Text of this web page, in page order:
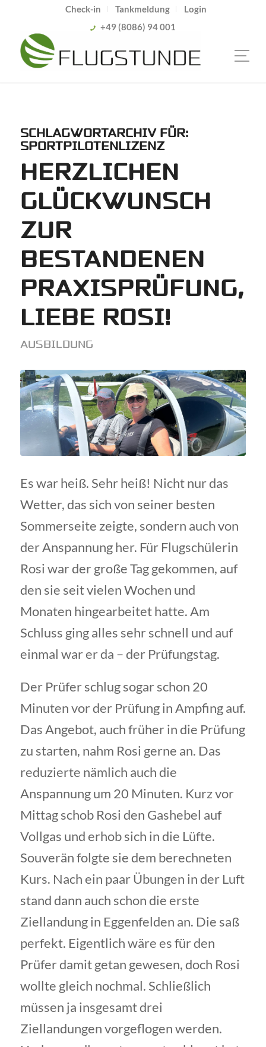
Check-in Tankmeldung
Login
+49 (8086) 94 001
SCHLAGWORTARCHIV FÜR:
SPORTPILOTENLIZENZ
HERZLICHEN
GLÜCKWUNSCH
ZUR
BESTANDENEN
PRAXISPRÜFUNG,
LIEBE ROSI!
AUSBILDUNG
Es war heiß. Sehr heiß! Nicht nur das
Wetter, das sich von seiner besten
Sommerseite zeigte, sondern auch von
der Anspannung her. Für Flugschülerin
Rosi war der große Tag gekommen, auf
den sie seit vielen Wochen und
Monaten hingearbeitet hatte. Am
Schluss ging alles sehr schnell und auf
einmal war er da – der Prüfungstag.
Der Prüfer schlug sogar schon 20
Minuten vor der Prüfung in Ampfing auf.
Das Angebot, auch früher in die Prüfung
zu starten, nahm Rosi gerne an. Das
reduzierte nämlich auch die
Anspannung um 20 Minuten. Kurz vor
Mittag schob Rosi den Gashebel auf
Vollgas und erhob sich in die Lüfte.
Souverän folgte sie dem berechneten
Kurs. Nach ein paar Übungen in der Luft
stand dann auch schon die erste
Ziellandung in Eggenfelden an. Die saß
perfekt. Eigentlich wäre es für den
Prüfer damit getan gewesen, doch Rosi
wollte gleich nochmal. Schließlich
müssen ja insgesamt drei
Ziellandungen vorgeflogen werden.